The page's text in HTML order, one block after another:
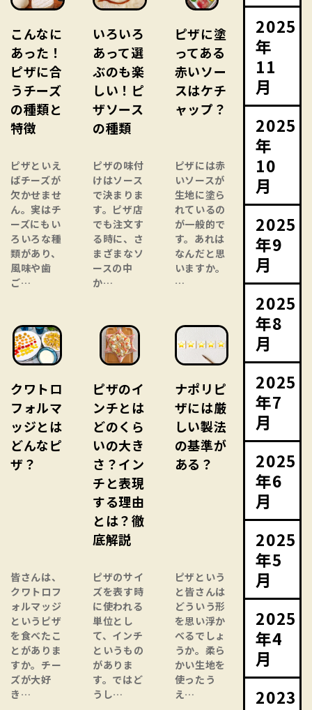
こんなに
あった！
ピザに合
うチーズ
の種類と
特徴
ピザといえ
ばチーズが
欠かせませ
ん。実はチ
ーズにもい
ろいろな種
類があり、
風味や歯
ご…
いろいろ
あって選
ぶのも楽
しい！ピ
ザソース
の種類
ピザの味付
けはソース
で決まりま
す。ピザ店
でも注文す
る時に、さ
まざまなソ
ースの中
か…
ピザに塗
ってある
赤いソー
スはケチ
ャップ？
ピザには赤
いソースが
生地に塗ら
れているの
が一般的で
す。あれは
なんだと思
いますか。
…
クワトロ
フォルマ
ッジとは
どんなピ
ザ？
皆さんは、
クワトロフ
ォルマッジ
というピザ
を食べたこ
とがありま
すか。チー
ズが大好
き…
ピザのイ
ンチとは
どのくら
いの大き
さ？イン
チと表現
する理由
とは？徹
底解説
ピザのサイ
ズを表す時
に使われる
単位とし
て、インチ
というもの
がありま
す。ではど
うし…
ナポリピ
ザには厳
しい製法
の基準が
ある？
ピザという
と皆さんは
どういう形
を思い浮か
べるでしょ
うか。柔ら
かい生地を
使ったう
え…
2025
年
11
月
2025
年
10
月
2025
年9
月
2025
年8
月
2025
年7
月
2025
年6
月
2025
年5
月
2025
年4
月
2023